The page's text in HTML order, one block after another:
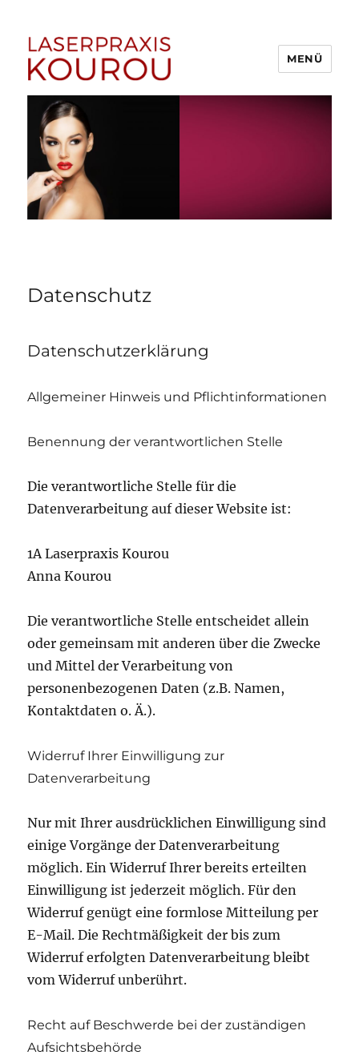
1A Laserpraxis Kourou –
Dauerhafte Haarentfernung
Menden (Sauerland)
MENÜ
Datenschutz
Datenschutzerklärung
Allgemeiner Hinweis und Pflichtinformationen
Benennung der verantwortlichen Stelle
Die verantwortliche Stelle für die
Datenverarbeitung auf dieser Website ist:
1A Laserpraxis Kourou
Anna Kourou
Die verantwortliche Stelle entscheidet allein
oder gemeinsam mit anderen über die Zwecke
und Mittel der Verarbeitung von
personenbezogenen Daten (z.B. Namen,
Kontaktdaten o. Ä.).
Widerruf Ihrer Einwilligung zur
Datenverarbeitung
Nur mit Ihrer ausdrücklichen Einwilligung sind
einige Vorgänge der Datenverarbeitung
möglich. Ein Widerruf Ihrer bereits erteilten
Einwilligung ist jederzeit möglich. Für den
Widerruf genügt eine formlose Mitteilung per
E-Mail. Die Rechtmäßigkeit der bis zum
Widerruf erfolgten Datenverarbeitung bleibt
vom Widerruf unberührt.
Recht auf Beschwerde bei der zuständigen
Aufsichtsbehörde